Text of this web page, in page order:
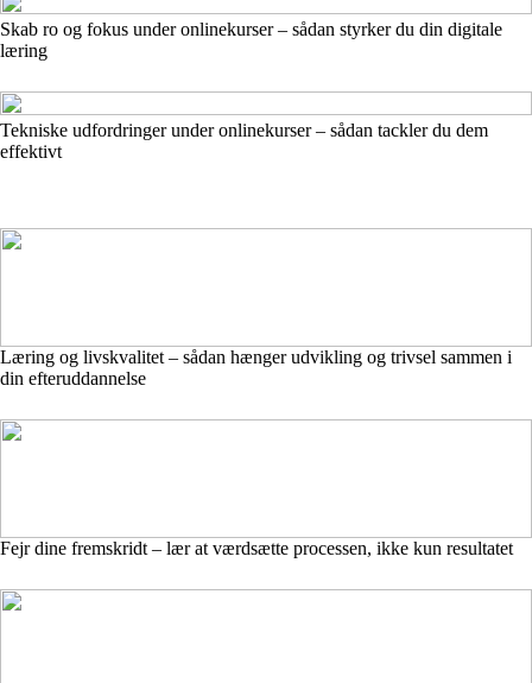
Skab ro og fokus under onlinekurser – sådan styrker du din digitale
læring
Tekniske udfordringer under onlinekurser – sådan tackler du dem
effektivt
Læring og livskvalitet – sådan hænger udvikling og trivsel sammen i
din efteruddannelse
Fejr dine fremskridt – lær at værdsætte processen, ikke kun resultatet